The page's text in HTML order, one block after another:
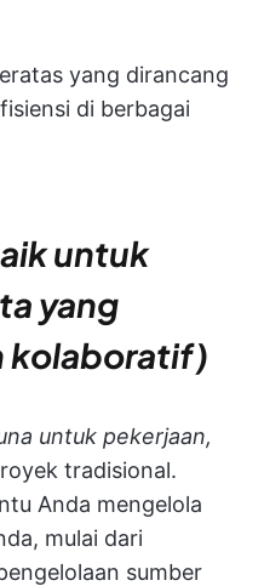
yang dirancang
di berbagai
untuk
yang
kolaboratif)
untuk pekerjaan,
tradisional.
Anda mengelola
mulai dari
sumber